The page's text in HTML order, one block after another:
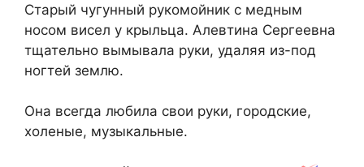
Старый чугунный рукомойник с медным
носом висел у крыльца. Алевтина Сергеевна
тщательно вымывала руки, удаляя из-под
ногтей землю.
Она всегда любила свои руки, городские,
холеные, музыкальные.